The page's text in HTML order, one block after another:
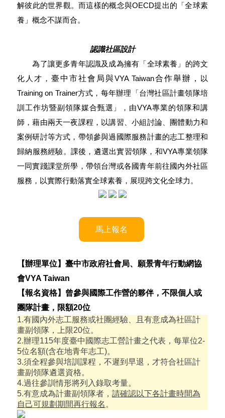
解彼此的世界觀。而這樣的概念與OECD提出的「全球素
養」概念不謀而合。
認識社區設計
為了讓更多青年認識及成為擁有「全球素養」的跨文
化人才， 臺中市社會局與VYA Taiwan合作舉辦，
以
Training on Trainer方式，每年辦理「台灣社區計畫領隊培
訓工作坊暨副領隊媒合甄選 」，由VYA專業的領隊和講
師，藉由兩天一夜課程，以講習、小組討論、團體動力和
案例研討等方式，帶領參與過國際服務計畫的志工整理和
歸納服務經驗。課後，遴選出實習領隊，和VYA專業領隊
一同實踐課堂所學，帶領台灣或各國青年前往國內外社區
服務，以實際行動落實全球素養，展現跨文化全球力。
馬上報名
【辦理單位】臺中市政府社會局、願景青年行動網協
會VYA Taiwan
【報名資格】曾參與國際工作營的夥伴，不限個人或
團隊計畫，限額20位
1.有國內外志工服務或社團經驗、且有意成為社區計
畫副領隊，上限20位。
2.辦理115年度臺中國際志工營計畫之代表，每單位2-
5位名額(含在地青年志工)。
3.須全程參與培訓課程，不遲到早退，才符合社區計
畫副領隊遴選資格。
4.過往參訓情形將列入錄取考量。
5.有意成為計畫副領隊者， 請確認以下各計畫時間為
自己可規劃期間再行報名 。